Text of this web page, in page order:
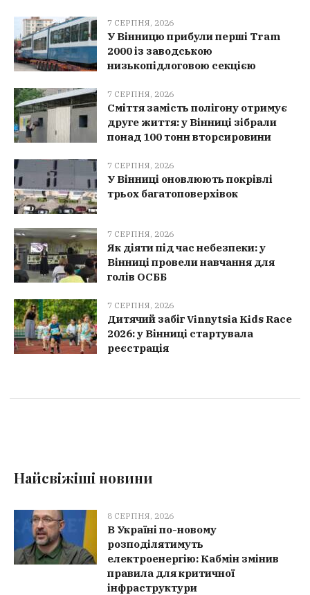
7 СЕРПНЯ, 2026
У Вінницю прибули перші Tram
2000 із заводською
низькопідлоговою секцією
7 СЕРПНЯ, 2026
Сміття замість полігону отримує
друге життя: у Вінниці зібрали
понад 100 тонн вторсировини
7 СЕРПНЯ, 2026
У Вінниці оновлюють покрівлі
трьох багатоповерхівок
7 СЕРПНЯ, 2026
Як діяти під час небезпеки: у
Вінниці провели навчання для
голів ОСББ
7 СЕРПНЯ, 2026
Дитячий забіг Vinnytsia Kids Race
2026: у Вінниці стартувала
реєстрація
Найсвіжіші новини
8 СЕРПНЯ, 2026
В Україні по-новому
розподілятимуть
електроенергію: Кабмін змінив
правила для критичної
інфраструктури